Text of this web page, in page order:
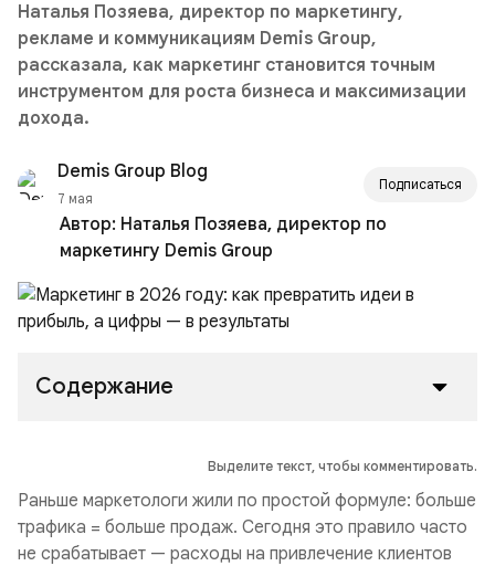
Наталья Позяева, директор по маркетингу,
рекламе и коммуникациям Demis Group,
рассказала, как маркетинг становится точным
инструментом для роста бизнеса и максимизации
дохода.
Demis Group Blog
7 мая
Подписаться
Автор: Наталья Позяева, директор по
маркетингу Demis Group
Содержание
Выделите текст, чтобы комментировать.
Раньше маркетологи жили по простой формуле: больше
трафика = больше продаж. Сегодня это правило часто
не срабатывает — расходы на привлечение клиентов